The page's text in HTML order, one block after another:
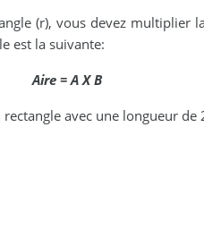
(r), vous devez multiplier
est la suivante:
Aire = A X B
avec une longueur de